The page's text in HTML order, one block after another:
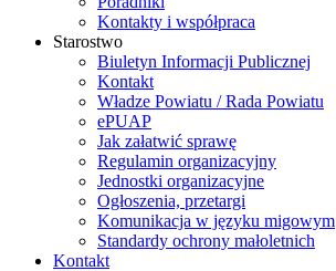
Kontakty i współpraca
Starostwo
Biuletyn Informacji Publicznej
Kontakt
Władze Powiatu / Rada Powiatu
ePUAP
Jak załatwić sprawę
Regulamin organizacyjny
Jednostki organizacyjne
Ogłoszenia, przetargi
Komunikacja w języku migowym
Standardy ochrony małoletnich
Kontakt